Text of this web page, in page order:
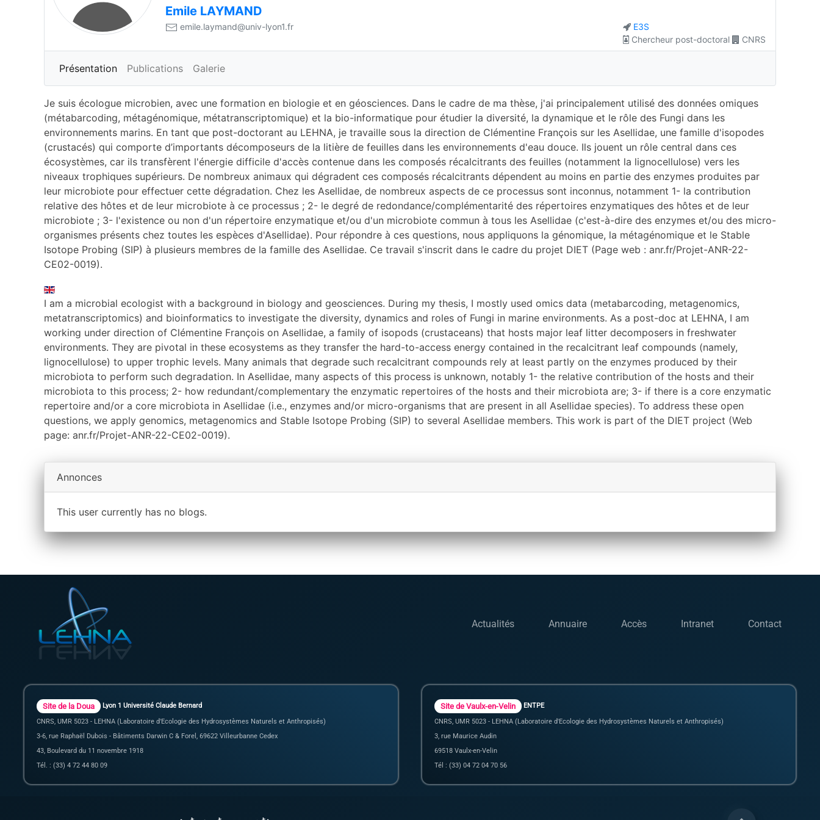
Emile LAYMAND
emile.laymand@univ-lyon1.fr
E3S
Chercheur post-doctoral
CNRS
Présentation Publications Galerie
Je suis écologue microbien, avec une formation en biologie et en géosciences. Dans le cadre de ma thèse, j'ai principalement utilisé des données omiques
(métabarcoding, métagénomique, métatranscriptomique) et la bio-informatique pour étudier la diversité, la dynamique et le rôle des Fungi dans les
environnements marins. En tant que post-doctorant au LEHNA, je travaille sous la direction de Clémentine François sur les Asellidae, une famille d'isopodes
(crustacés) qui comporte d’importants décomposeurs de la litière de feuilles dans les environnements d'eau douce. Ils jouent un rôle central dans ces
écosystèmes, car ils transfèrent l'énergie difficile d'accès contenue dans les composés récalcitrants des feuilles (notamment la lignocellulose) vers les
niveaux trophiques supérieurs. De nombreux animaux qui dégradent ces composés récalcitrants dépendent au moins en partie des enzymes produites par
leur microbiote pour effectuer cette dégradation. Chez les Asellidae, de nombreux aspects de ce processus sont inconnus, notamment 1- la contribution
relative des hôtes et de leur microbiote à ce processus ; 2- le degré de redondance/complémentarité des répertoires enzymatiques des hôtes et de leur
microbiote ; 3- l'existence ou non d'un répertoire enzymatique et/ou d'un microbiote commun à tous les Asellidae (c'est-à-dire des enzymes et/ou des micro-
organismes présents chez toutes les espèces d'Asellidae). Pour répondre à ces questions, nous appliquons la génomique, la métagénomique et le Stable
Isotope Probing (SIP) à plusieurs membres de la famille des Asellidae. Ce travail s'inscrit dans le cadre du projet DIET (Page web : anr.fr/Projet-ANR-22-
CE02-0019).
I am a microbial ecologist with a background in biology and geosciences. During my thesis, I mostly used omics data (metabarcoding, metagenomics,
metatranscriptomics) and bioinformatics to investigate the diversity, dynamics and roles of Fungi in marine environments. As a post-doc at LEHNA, I am
working under direction of Clémentine François on Asellidae, a family of isopods (crustaceans) that hosts major leaf litter decomposers in freshwater
environments. They are pivotal in these ecosystems as they transfer the hard-to-access energy contained in the recalcitrant leaf compounds (namely,
lignocellulose) to upper trophic levels. Many animals that degrade such recalcitrant compounds rely at least partly on the enzymes produced by their
microbiota to perform such degradation. In Asellidae, many aspects of this process is unknown, notably 1- the relative contribution of the hosts and their
microbiota to this process; 2- how redundant/complementary the enzymatic repertoires of the hosts and their microbiota are; 3- if there is a core enzymatic
repertoire and/or a core microbiota in Asellidae (i.e., enzymes and/or micro-organisms that are present in all Asellidae species). To address these open
questions, we apply genomics, metagenomics and Stable Isotope Probing (SIP) to several Asellidae members. This work is part of the DIET project (Web
page: anr.fr/Projet-ANR-22-CE02-0019).
Annonces
This user currently has no blogs.
Actualités Annuaire Accès Intranet Contact
Site de la Doua
Lyon 1 Université Claude Bernard
CNRS, UMR 5023 - LEHNA (Laboratoire d'Ecologie des Hydrosystèmes Naturels et Anthropisés)
3-6, rue Raphaël Dubois - Bâtiments Darwin C & Forel, 69622 Villeurbanne Cedex
43, Boulevard du 11 novembre 1918
Tél. : (33) 4 72 44 80 09
Site de Vaulx-en-Velin
ENTPE
CNRS, UMR 5023 - LEHNA (Laboratoire d'Ecologie des Hydrosystèmes Naturels et Anthropisés)
3, rue Maurice Audin
69518 Vaulx-en-Velin
Tél : (33) 04 72 04 70 56